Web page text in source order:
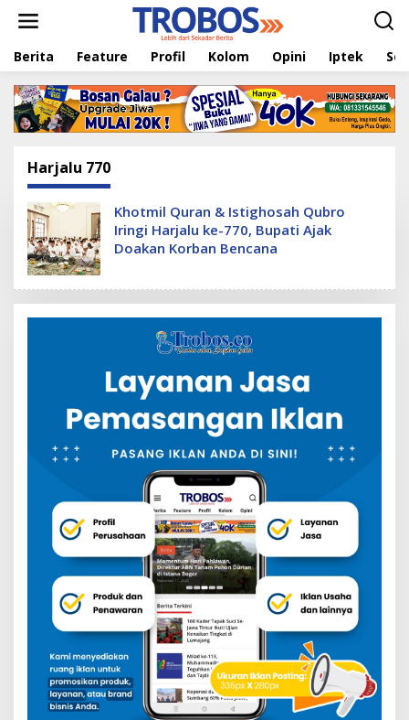
t
Berita Feature Profil Kolom Opini Iptek
Harjalu 770
Khotmil Quran & Istighosah Qubro
Iringi Harjalu ke-770, Bupati Ajak
Doakan Korban Bencana